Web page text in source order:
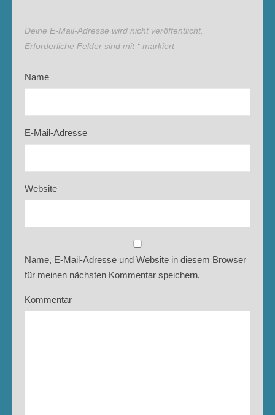
Deine E-Mail-Adresse wird nicht veröffentlicht.
Erforderliche Felder sind mit *markiert
Name
E-Mail-Adresse
Website
Name, E-Mail-Adresse und Website in diesem Browser
für meinen nächsten Kommentar speichern.
Kommentar